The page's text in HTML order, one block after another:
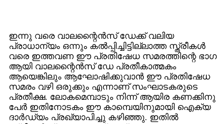
ഇന്നു വരെ വാലന്റൈന്‍സ് ഡേക്ക് വലിയ
പ്രാധാന്യം ഒന്നും കല്‍പ്പിച്ചിട്ടില്ലാത്ത സ്ത്രീകള്‍
വരെ ഇത്തവണ ഈ പ്രതിഷേധ സമരത്തിന്റെ
ആയി വാലന്റൈന്‍സ് ഡേ പ്രതീകാത്മകം
ആയെങ്കിലും ആഘോഷിക്കുവാന്‍ ഈ പ്രതിഷേധ
സമരം വഴി ഒരുക്കും എന്നാണ് സംഘാടകരുടെ
പ്രതീക്ഷ. ലോകമെമ്പാടും നിന്ന് ആയിര കണക്കിനു
പേര്‍ ഇതിനോടകം ഈ കാമ്പെയിനുമായി ഐക്യ
ദാര്‍ഡ്യം പ്രഖ്യാപിച്ചു കഴിഞ്ഞു. ഇതില്‍